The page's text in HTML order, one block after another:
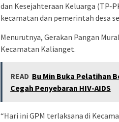
dan Kesejahteraan Keluarga (TP-
kecamatan dan pemerintah desa
Menurutnya, Gerakan Pangan
Kecamatan Kalianget.
READ Bu Min Buka Pelatihan
Cegah Penyebaran HIV-AIDS
“Hari ini GPM terlaksana di